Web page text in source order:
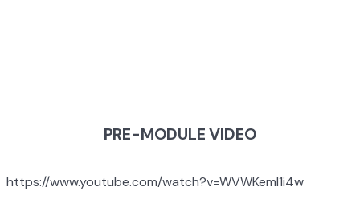
PRE-MODULE VIDEO
https://www.youtube.com/watch?v=WVWKemI1i4w